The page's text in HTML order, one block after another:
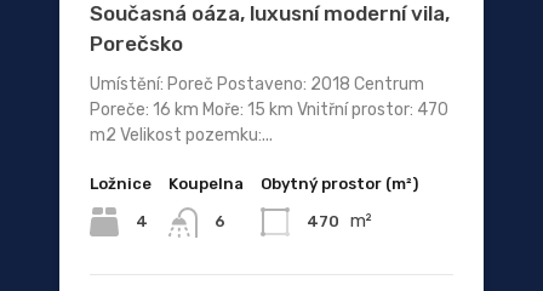
Současná oáza, luxusní moderní vila,
Porečsko
Umístění: Poreč Postaveno: 2018 Centrum
Poreče: 16 km Moře: 15 km Vnitřní prostor: 470
m2 Velikost pozemku:...
Ložnice
4
Koupelna
6
Obytný prostor (m²)
470 m²